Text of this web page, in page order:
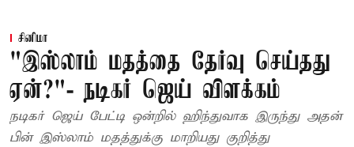
சினிமா
"இஸ்லாம் மதத்தை தேர்வு செய்தது
ஏன்?"- நடிகர் ஜெய் விளக்கம்
நடிகர் ஜெய் பேட்டி ஒன்றில் ஹிந்துவாக இருந்து அதன்
பின் இஸ்லாம் மதத்துக்கு மாறியது குறித்து